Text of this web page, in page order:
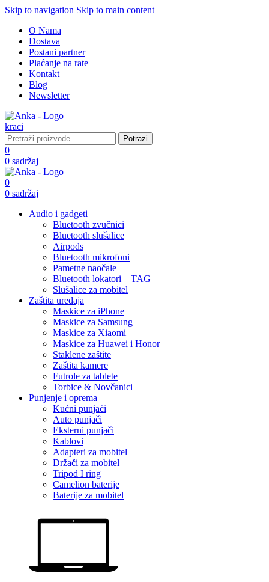
Skip to navigation Skip to main content
O Nama
Dostava
Postani partner
Plaćanje na rate
Kontakt
Blog
Newsletter
Potrazi
0
0 sadržaj
0
0 sadržaj
Audio i gadgeti
Bluetooth zvučnici
Bluetooth slušalice
Airpods
Bluetooth mikrofoni
Pametne naočale
Bluetooth lokatori – TAG
Slušalice za mobitel
Zaštita uređaja
Maskice za iPhone
Maskice za Samsung
Maskice za Xiaomi
Maskice za Huawei i Honor
Staklene zaštite
Zaštita kamere
Futrole za tablete
Torbice & Novčanici
Punjenje i oprema
Kućni punjači
Auto punjači
Eksterni punjači
Kablovi
Adapteri za mobitel
Držači za mobitel
Tripod I ring
Camelion baterije
Baterije za mobitel